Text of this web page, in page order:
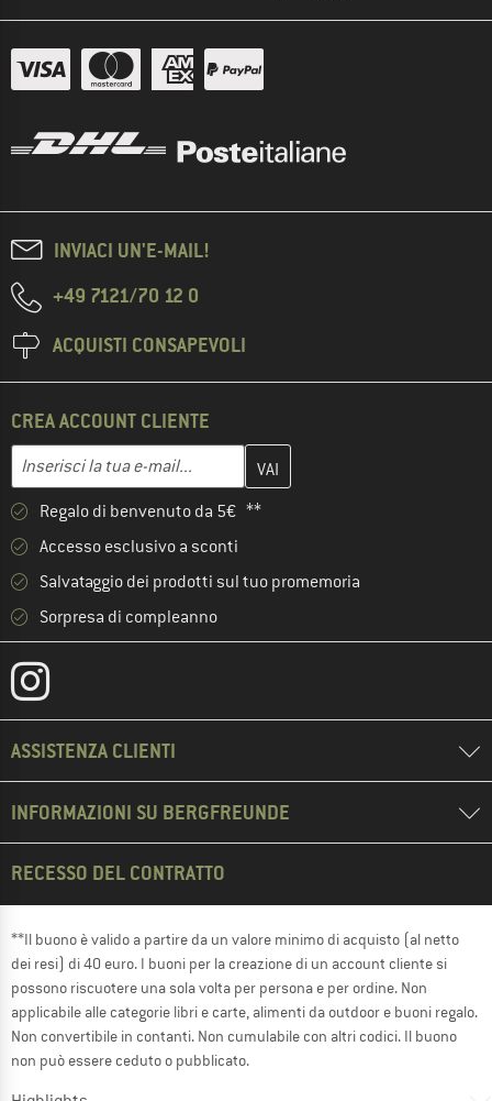
INVIACI UN'E-MAIL!
+49 7121/70 12 0
ACQUISTI CONSAPEVOLI
CREA ACCOUNT CLIENTE
Indirizzo e-mail
Inserisci qui il tuo indirizzo e-mail e crea il tuo account cliente
Regalo di benvenuto da 5€ **
Accesso esclusivo a sconti
Salvataggio dei prodotti sul tuo promemoria
Sorpresa di compleanno
ASSISTENZA CLIENTI
INFORMAZIONI SU BERGFREUNDE
RECESSO DEL CONTRATTO
**Il buono è valido a partire da un valore minimo di acquisto (al netto
dei resi) di 40 euro. I buoni per la creazione di un account cliente si
possono riscuotere una sola volta per persona e per ordine. Non
applicabile alle categorie libri e carte, alimenti da outdoor e buoni regalo.
Non convertibile in contanti. Non cumulabile con altri codici. Il buono
non può essere ceduto o pubblicato.